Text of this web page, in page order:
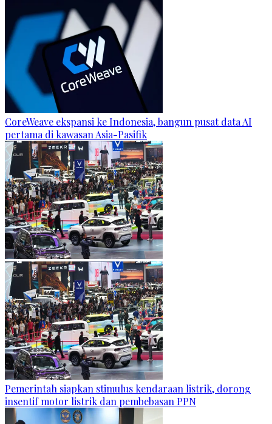
CoreWeave ekspansi ke Indonesia, bangun pusat data AI
pertama di kawasan Asia-Pasifik
Pemerintah siapkan stimulus kendaraan listrik, dorong
insentif motor listrik dan pembebasan PPN